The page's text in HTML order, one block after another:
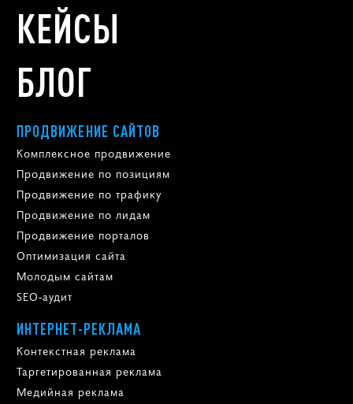
КЕЙСЫ
БЛОГ
ПРОДВИЖЕНИЕ САЙТОВ
Комплексное продвижение
Продвижение по позициям
Продвижение по трафику
Продвижение по лидам
Продвижение порталов
Оптимизация сайта
Молодым сайтам
SEO-аудит
ИНТЕРНЕТ-РЕКЛАМА
Контекстная реклама
Таргетированная реклама
Медийная реклама